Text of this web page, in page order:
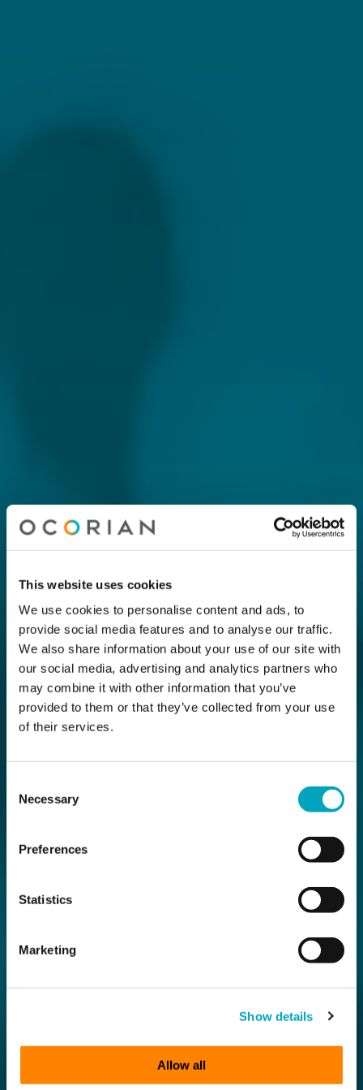
This website uses cookies
We use cookies to personalise content and ads, to
provide social media features and to analyse our traffic.
We also share information about your use of our site with
our social media, advertising and analytics partners who
may combine it with other information that you’ve
provided to them or that they’ve collected from your use
of their services.
Selection
Necessary
Preferences
Statistics
Marketing
Show details
Allow all